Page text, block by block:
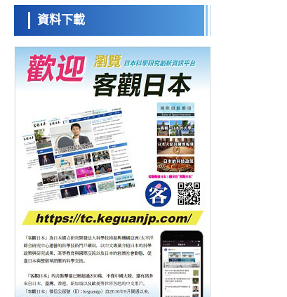
經濟・社會
日本成立「以人為本AI聯盟」——力爭藉助
AI拓展社會公眾創造力，依託產學合作推進
研發
大阪大學開發出膜脂質視覺化工具，使脂質
探針的高效開發成為可能
科學研究
立教大學在試管內構建長鏈人工基因組DNA
自我複製系統，有望實現攜帶大量基因的人
工細胞
政策
日本科研費增設國際共同研究強化新類別，
促進青年研究人員赴海外開展研究
科學研究
京都大學高效生成光的構成單元「光子」，
可應用於量子電腦
科學研究
開發出300億年僅誤差1秒的光晶格鐘，構建
網路將其打造為次世代社會基礎設施
經濟・社會
日本成立「以人為本AI聯盟」——力爭藉助
AI拓展社會公眾創造力，依託產學合作推進
研發
科學研究
大阪大學開發出膜脂質視覺化工具，使脂質
日本科學未
流員
戴維
資料下載